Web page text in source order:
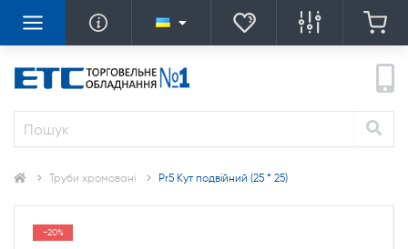
Труби хромовані Pr5 Кут подвійний (25 * 25)
-20%